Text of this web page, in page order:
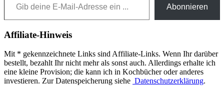
Abonnieren
Affiliate-Hinweis
Mit * gekennzeichnete Links sind Affiliate-Links. Wenn Ihr darüber
bestellt, bezahlt Ihr nicht mehr als sonst auch. Allerdings erhalte ich
eine kleine Provision; die kann ich in Kochbücher oder anderes
investieren. Zur Datenspeicherung siehe Datenschutzerklärung.